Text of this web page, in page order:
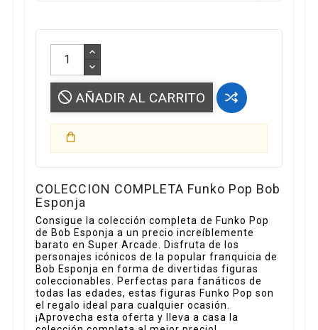
AÑADIR AL CARRITO
COLECCION COMPLETA Funko Pop Bob
Esponja
Consigue la colección completa de Funko Pop
de Bob Esponja a un precio increíblemente
barato en Super Arcade. Disfruta de los
personajes icónicos de la popular franquicia de
Bob Esponja en forma de divertidas figuras
coleccionables. Perfectas para fanáticos de
todas las edades, estas figuras Funko Pop son
el regalo ideal para cualquier ocasión.
¡Aprovecha esta oferta y lleva a casa la